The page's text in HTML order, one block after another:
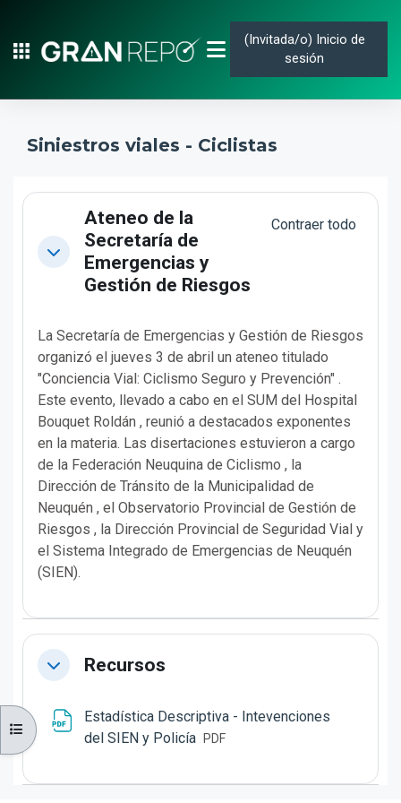
PANEL LATERAL
(Invitada/o) Inicio de
sesión
ABRIR ÍNDICE DE CURSOS
Siniestros viales - Ciclistas
Perfilado de sección
CONTRAER
Ateneo de la
Secretaría de
Emergencias y
Gestión de Riesgos
Contraer todo
La Secretaría de Emergencias y Gestión de Riesgos
organizó el jueves 3 de abril un ateneo titulado
"Conciencia Vial: Ciclismo Seguro y Prevención" .
Este evento, llevado a cabo en el SUM del Hospital
Bouquet Roldán , reunió a destacados exponentes
en la materia. Las disertaciones estuvieron a cargo
de la Federación Neuquina de Ciclismo , la
Dirección de Tránsito de la Municipalidad de
Neuquén , el Observatorio Provincial de Gestión de
Riesgos , la Dirección Provincial de Seguridad Vial y
el Sistema Integrado de Emergencias de Neuquén
(SIEN).
CONTRAERRecursos
Estadística Descriptiva - Intevenciones
del SIEN y Policía Archivo
PDF